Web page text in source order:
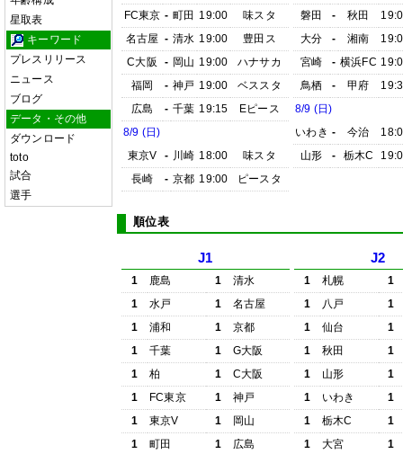
星取表
キーワード
プレスリリース
ニュース
ブログ
データ・その他
ダウンロード
toto
試合
選手
FC東京 - 町田 19:00
味スタ
名古屋 - 清水 19:00
豊田ス
C大阪
- 岡山 19:00
ハナサカ
福岡
- 神戸 19:00
ベススタ
広島
- 千葉 19:15
Eピース
8/9 (日)
東京V
- 川崎 18:00
味スタ
長崎
- 京都 19:00 ピースタ
磐田
- 秋田
大分
- 湘南
宮崎
- 横浜FC
鳥栖
- 甲府
8/9 (日)
いわき - 今治
山形
- 栃木C
順位表
J1
1 鹿島 1
清水
1
水戸 1
名古屋
1
浦和 1
京都
1
千葉 1
G大阪
1
柏 1
C大阪
1
FC東京 1
神戸
1
東京V 1
岡山
1
町田 1
広島
J2
1 札幌
1
1
八戸
1
1
仙台
1
1
秋田
1
1
山形
1
1
いわき
1
1
栃木C
1
1
大宮
1